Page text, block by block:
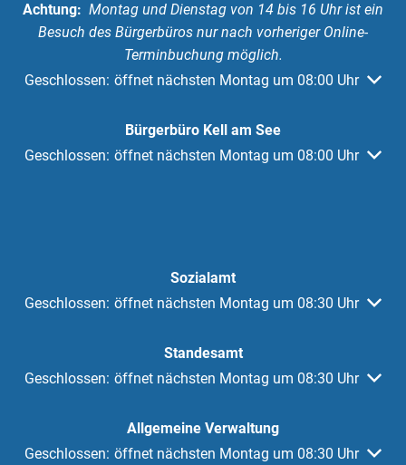
Achtung: Montag und Dienstag von 14 bis 16 Uhr ist ein
Besuch des Bürgerbüros nur nach vorheriger Online-
Terminbuchung möglich.
Klicken, um weitere Öffnungs- oder Schließzeiten
Geschlossen: öffnet nächsten Montag um 08:00 Uhr
Bürgerbüro Kell am See
Klicken, um weitere Öffnungs- oder Schließzeiten
Geschlossen: öffnet nächsten Montag um 08:00 Uhr
Sozialamt
Klicken, um weitere Öffnungs- oder Schließzeiten
Geschlossen: öffnet nächsten Montag um 08:30 Uhr
Standesamt
Klicken, um weitere Öffnungs- oder Schließzeiten
Geschlossen: öffnet nächsten Montag um 08:30 Uhr
Allgemeine Verwaltung
Klicken, um weitere Öffnungs- oder Schließzeiten
Geschlossen: öffnet nächsten Montag um 08:30 Uhr